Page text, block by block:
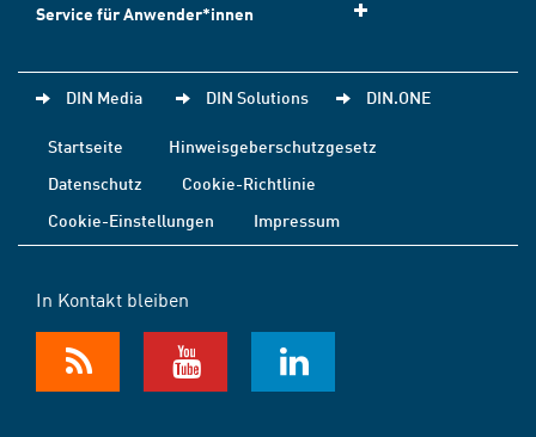
Service für Anwender*innen
DIN Media DIN Solutions DIN.ONE
Startseite
Hinweisgeberschutzgesetz
Datenschutz
Cookie-Richtlinie
Cookie-Einstellungen
Impressum
In Kontakt bleiben